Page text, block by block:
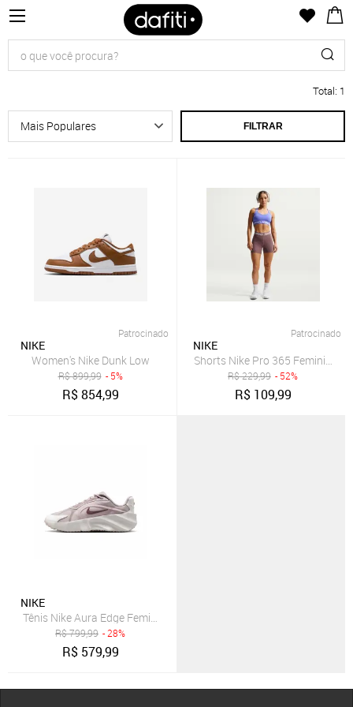
Total: 1
FILTRAR
Patrocinado
NIKE
Women's Nike Dunk Low
R$899,99 - 5%
R$854,99
Patrocinado
NIKE
Shorts Nike Pro 365 Feminino
R$229,99 - 52%
R$ 109,99
NIKE
Tênis Nike Aura Edge Feminino
R$799,99 - 28%
R$ 579,99